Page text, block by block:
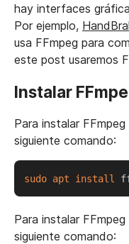
hay interfaces
Por ejemplo,
usa FFmpeg para
este post usaremos
Instalar
Para instalar
siguiente comando:
sudo apt install
Para instalar
siguiente comando: